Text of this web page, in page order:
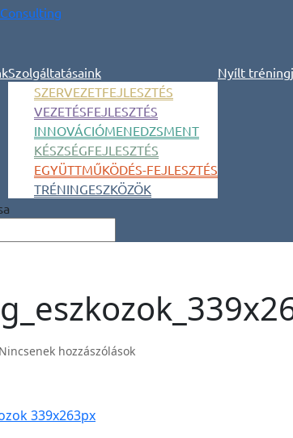
Szolgáltatásaink
SZERVEZETFEJLESZTÉS
VEZETÉSFEJLESZTÉS
INNOVÁCIÓMENEDZSMENT
KÉSZSÉGFEJLESZTÉS
EGYÜTTMŰKÖDÉS-FEJLESZTÉS
TRÉNINGESZKÖZÖK
Nyílt
Nincsenek hozzászólások